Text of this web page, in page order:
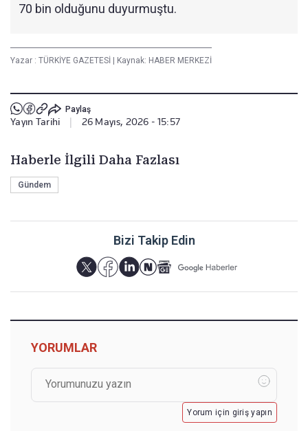
70 bin olduğunu duyurmuştu.
Yazar : TÜRKİYE GAZETESİ | Kaynak: HABER MERKEZİ
Paylaş
Yayın Tarihi | 26 Mayıs, 2026 - 15:57
Haberle İlgili Daha Fazlası
Gündem
Bizi Takip Edin
YORUMLAR
Yorum için giriş yapın